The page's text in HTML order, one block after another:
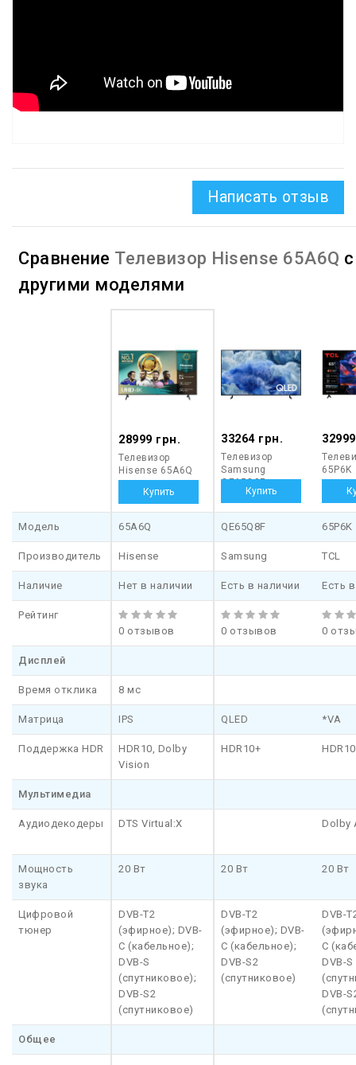
Написать отзыв
Сравнение Телевизор Hisense 65A6Q с
другими моделями
28999 грн.
Телевизор
Hisense 65A6Q
33264 грн.
Телевизор
Samsung
QE65Q8F
65P6K
Модель 65A6Q QE65Q8F 65P6K
Производитель Hisense Samsung TCL
Наличие Нет в наличии Есть в наличии Есть
Рейтинг
0 отзывов
0 отзывов 0
Дисплей
Время отклика 8 мс
Матрица IPS QLED *VA
Поддержка HDR
HDR10, Dolby
Vision
HDR10+ HDR10
Мультимедиа
Аудиодекодеры DTS Virtual:X Dolby
Мощность
звука
20 Вт 20 Вт 20 Вт
Цифровой
тюнер
DVB-T2
(эфирное); DVB-
C (кабельное);
DVB-S
(спутниковое);
DVB-S2
(спутниковое)
DVB-T2
(эфирное); DVB-
C (кабельное);
DVB-S2
(спутниковое)
DVB-
C
DVB-S
DVB-
Общее